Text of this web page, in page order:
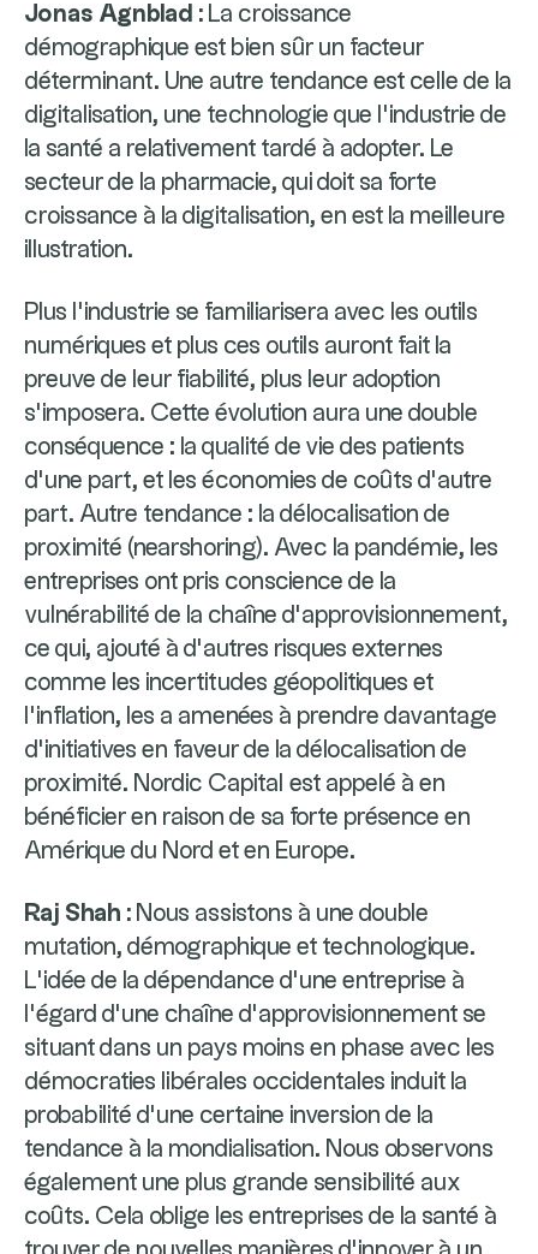
Jonas Agnblad : La croissance
démographique est bien sûr un facteur
déterminant. Une autre tendance est celle de la
digitalisation, une technologie que l’industrie de
la santé a relativement tardé à adopter. Le
secteur de la pharmacie, qui doit sa forte
croissance à la digitalisation, en est la meilleure
illustration.
Plus l’industrie se familiarisera avec les outils
numériques et plus ces outils auront fait la
preuve de leur fiabilité, plus leur adoption
s’imposera. Cette évolution aura une double
conséquence : la qualité de vie des patients
d’une part, et les économies de coûts d’autre
part. Autre tendance : la délocalisation de
proximité (nearshoring). Avec la pandémie, les
entreprises ont pris conscience de la
vulnérabilité de la chaîne d’approvisionnement,
ce qui, ajouté à d’autres risques externes
comme les incertitudes géopolitiques et
l’inflation, les a amenées à prendre davantage
d’initiatives en faveur de la délocalisation de
proximité. Nordic Capital est appelé à en
bénéficier en raison de sa forte présence en
Amérique du Nord et en Europe.
Raj Shah : Nous assistons à une double
mutation, démographique et technologique.
L’idée de la dépendance d’une entreprise à
l’égard d’une chaîne d’approvisionnement se
situant dans un pays moins en phase avec les
démocraties libérales occidentales induit la
probabilité d’une certaine inversion de la
tendance à la mondialisation. Nous observons
également une plus grande sensibilité aux
coûts. Cela oblige les entreprises de la santé à